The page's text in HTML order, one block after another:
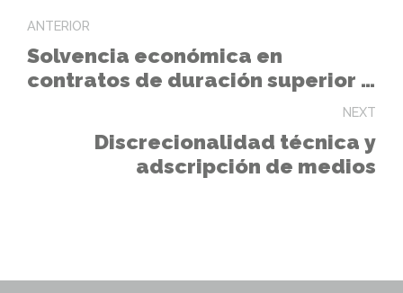
ANTERIOR
Solvencia económica en
contratos de duración superior a
NEXT
Discrecionalidad técnica y
adscripción de medios